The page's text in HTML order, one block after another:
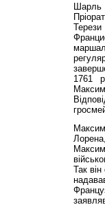
Шарль
1761
Так